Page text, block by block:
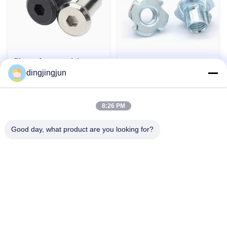
Plaque de serrage à écrou
carré à bord inversé en acier
inoxydable, capuchon de vis,
classe 4.8 6.8
Lourde
dingjingjun
8:26 PM
Good day, what product are you looking for?